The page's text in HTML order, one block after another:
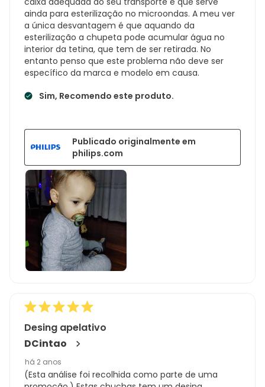
ainda para esterilização no microondas. A meu ver
a única desvantagem é que aquando da
esterilização a chupeta pode acumular água no
interior da tetina, que tem de ser retirada. No
entanto penso que este problema não deve ser
específico da marca e modelo em causa.
Sim, Recomendo este produto.
Publicado originalmente em
philips.com
Desing apelativo
DCintao
há 2 anos
(Esta análise foi recolhida como parte de uma